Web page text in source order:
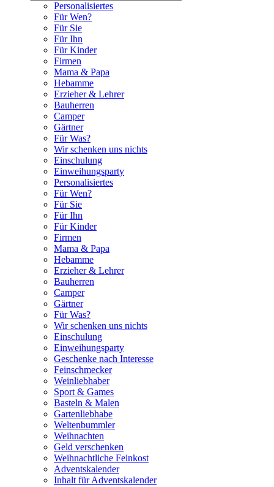
Personalisiertes
Für Wen?
Für Sie
Für Ihn
Für Kinder
Firmen
Mama & Papa
Hebamme
Erzieher & Lehrer
Bauherren
Camper
Gärtner
Für Was?
Wir schenken uns nichts
Einschulung
Einweihungsparty
Personalisiertes
Für Wen?
Für Sie
Für Ihn
Für Kinder
Firmen
Mama & Papa
Hebamme
Erzieher & Lehrer
Bauherren
Camper
Gärtner
Für Was?
Wir schenken uns nichts
Einschulung
Einweihungsparty
Geschenke nach Interesse
Feinschmecker
Weinliebhaber
Sport & Games
Basteln & Malen
Gartenliebhabe
Weltenbummler
Weihnachten
Geld verschenken
Weihnachtliche Feinkost
Adventskalender
Inhalt für Adventskalender